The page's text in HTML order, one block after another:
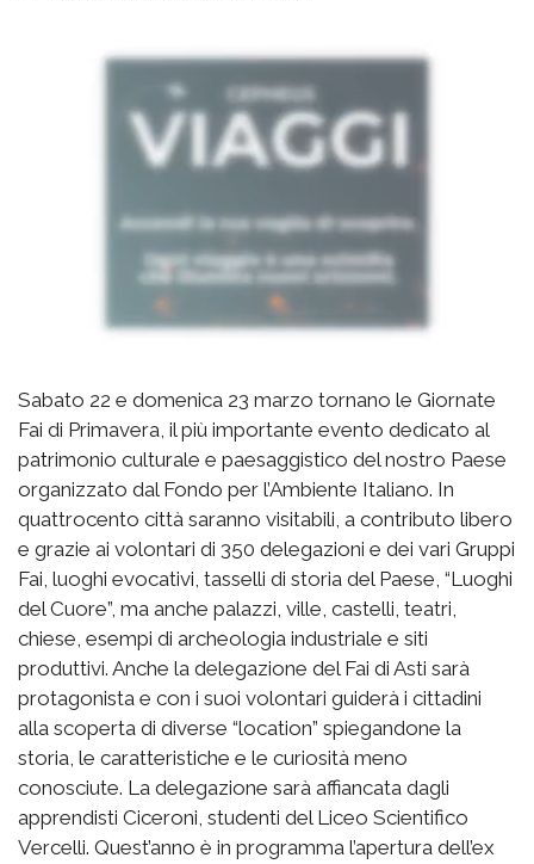
Sabato 22 e domenica 23 marzo tornano le Giornate
Fai di Primavera, il più importante evento dedicato al
patrimonio culturale e paesaggistico del nostro Paese
organizzato dal Fondo per l’Ambiente Italiano. In
quattrocento città saranno visitabili, a contributo libero
e grazie ai volontari di 350 delegazioni e dei vari Gruppi
Fai, luoghi evocativi, tasselli di storia del Paese, “Luoghi
del Cuore”, ma anche palazzi, ville, castelli, teatri,
chiese, esempi di archeologia industriale e siti
produttivi. Anche la delegazione del Fai di Asti sarà
protagonista e con i suoi volontari guiderà i cittadini
alla scoperta di diverse “location” spiegandone la
storia, le caratteristiche e le curiosità meno
conosciute. La delegazione sarà affiancata dagli
apprendisti Ciceroni, studenti del Liceo Scientifico
Vercelli. Quest’anno è in programma l’apertura dell’ex